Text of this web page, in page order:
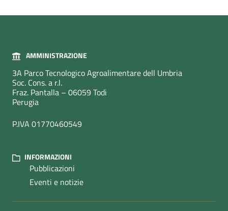
AMMINISTRAZIONE
3A Parco Tecnologico Agroalimentare dell Umbria
Soc. Cons. a r.l.
Fraz. Pantalla – 06059 Todi
Perugia
P.IVA 01770460549
INFORMAZIONI
Pubblicazioni
Eventi e notizie